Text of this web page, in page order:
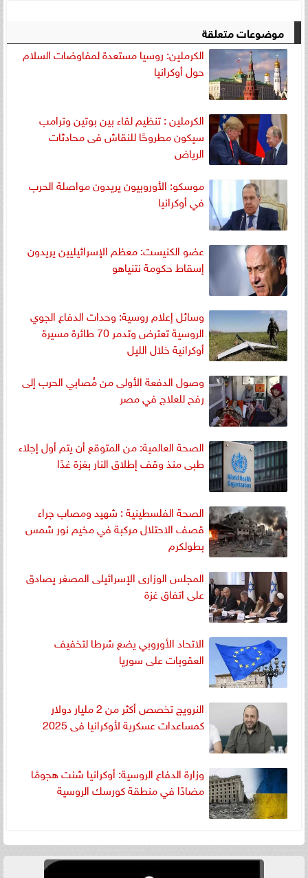
موضوعات متعلقة
الكرملين: روسيا مستعدة لمفاوضات السلام
حول أوكرانيا
الكرملين : تنظيم لقاء بين بوتين وترامب
سيكون مطروحًا للنقاش فى محادثات
الرياض
موسكو: الأوروبيون يريدون مواصلة الحرب
في أوكرانيا
عضو الكنيست: معظم الإسرائيليين يريدون
إسقاط حكومة نتنياهو
‏وسائل إعلام روسية: وحدات الدفاع الجوي
الروسية تعترض وتدمر 70 طائرة مسيرة
أوكرانية خلال الليل
وصول الدفعة الأولى من مُصابي الحرب إلى
رفح للعلاج في مصر
الصحة العالمية: من المتوقع أن يتم أول إجلاء
طبى منذ وقف إطلاق النار بغزة غدًا
الصحة الفلسطينية : شهيد ومصاب جراء
قصف الاحتلال مركبة في مخيم نور شمس
بطولكرم
المجلس الوزارى الإسرائيلى المصغر يصادق
على اتفاق غزة
الاتحاد الأوروبي يضع شرطا لتخفيف
العقوبات على سوريا
النرويج تخصص أكثر من 2 مليار دولار
كمساعدات عسكرية لأوكرانيا فى 2025
‏وزارة الدفاع الروسية: أوكرانيا شنت هجومًا
مضادًا في منطقة كورسك الروسية